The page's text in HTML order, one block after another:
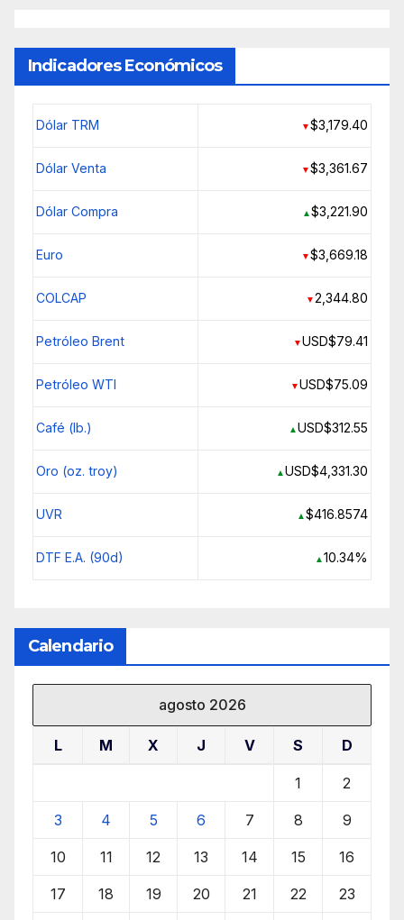
Indicadores Económicos
Dólar TRM ▼$3,179.40
Dólar Venta ▼$3,361.67
Dólar Compra ▲$3,221.90
Euro ▼$3,669.18
COLCAP ▼2,344.80
Petróleo Brent ▼USD$79.41
Petróleo WTI ▼USD$75.09
Café (lb.) ▲USD$312.55
Oro (oz. troy) ▲USD$4,331.30
UVR ▲$416.8574
DTF E.A. (90d) ▲10.34%
Calendario
agosto 2026
L M X J V S D
1 2
3 4 5 6 7 8 9
10 11 12 13 14 15 16
17 18 19 20 21 22 23